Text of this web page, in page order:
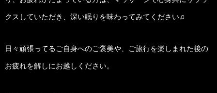
クスしていただき、深い眠りを味わってみてください♫
日々頑張ってるご自身へのご褒美や、ご旅行を楽しまれた後の
お疲れを解しにお越しください。